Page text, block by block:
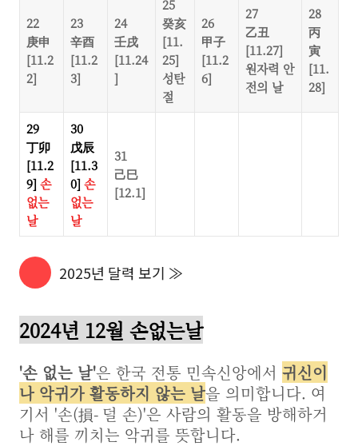
22
庚申
[11.2
2]
23
辛酉
[11.2
3]
24
壬戌
[11.24
]
25
癸亥
[11.
25]
성탄
절
26
甲子
[11.2
6]
27
乙丑
[11.27]
원자력 안
전의 날
28
丙
寅
[11.
28]
29
丁卯
[11.2
9]손
없는
날
30
戊辰
[11.3
0]손
없는
날
31
己巳
[12.1]
2025년 달력 보기 ≫
2024년 12월 손없는날
'손 없는 날'은 한국 전통 민속신앙에서 귀신이
나 악귀가 활동하지 않는 날을 의미합니다. 여
기서 '손(損- 덜 손)'은 사람의 활동을 방해하거
나 해를 끼치는 악귀를 뜻합니다.